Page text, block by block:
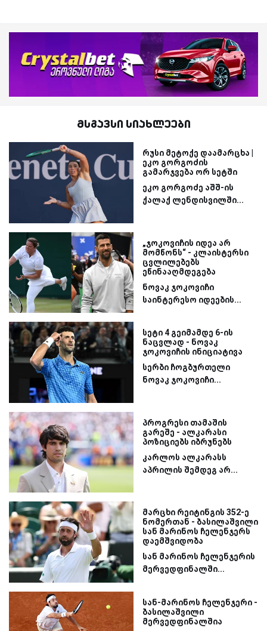
მსგავსი სიახლეები
რუსი მეტოქე დაამარცხა |
ეკო გორგოძის
გამარჯვება ორ სეტში
ეკო გორგოძე აშშ-ის
ქალაქ ლენდისვილში...
„ჯოკოვიჩის იდეა არ
მომწონს“ - კლაისტერსი
ცვლილებებს
ეწინააღმდეგება
ნოვაკ ჯოკოვიჩი
საინტერესო იდეების...
სეტი 4 გეიმამდე 6-ის
ნაცვლად - ნოვაკ
ჯოკოვიჩის ინიციატივა
სერბი ჩოგბურთელი
ნოვაკ ჯოკოვიჩი...
პროგრესი თამაშის
გარეშე - ალკარასი
პოზიციებს იბრუნებს
კარლოს ალკარასს
აპრილის შემდეგ არ...
მარცხი რეიტინგის 352-ე
ნომერთან - ბასილაშვილი
სან მარინოს ჩელენჯერს
დაემშვიდობა
სან მარინოს ჩელენჯერის
მერვედფინალში...
სან-მარინოს ჩელენჯერი -
ბასილაშვილი
მერვედფინალშია